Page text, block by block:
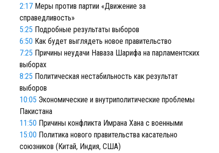
2:17 Меры против партии «Движение за
справедливость»
5:25 Подробные результаты выборов
6:50 Как будет выглядеть новое правительство
7:25 Причины неудачи Наваза Шарифа на парламентских
выборах
8:25 Политическая нестабильность как результат
выборов
10:05 Экономические и внутриполитические проблемы
Пакистана
11:50 Причины конфликта Имрана Хана с военными
15:00 Политика нового правительства касательно
союзников (Китай, Индия, США)